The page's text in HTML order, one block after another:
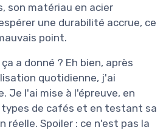
son matériau en acier
une durabilité accrue, ce
point.
a donné ? Eh bien, après
quotidienne, j'ai
Je l'ai mise à l'épreuve, en
de cafés et en testant sa
Spoiler : ce n'est pas la